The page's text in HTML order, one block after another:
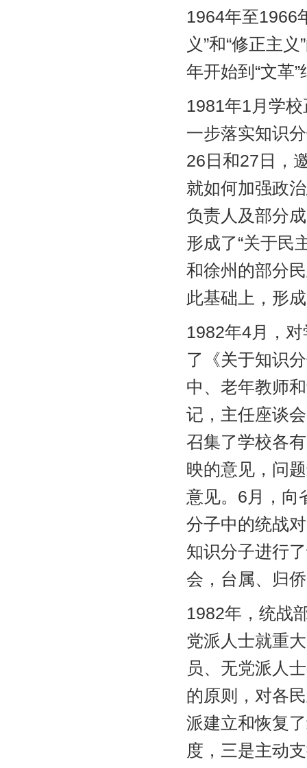
1964年至1966
义”和“修正主
年开始到“文革
1981年1月学
一步落实知识
26日和27日，
就如何加强政
负责人及部分
形成了“关于民
和徐州的部分
此基础上，形
1982年4月，
了《关于知识
中、老年教师
记，主任座谈
召集了学校各
映的意见，问
意见。6月，向
分子中的统战
知识分子进行
会，台属、归
1982年，统战
党派人士就重
员、无党派人
的原则，对各
派建立和恢复
度，三是主动